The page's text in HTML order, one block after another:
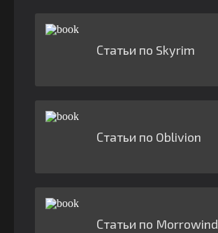
Статьи по Skyrim
Статьи по Oblivion
Статьи по Morrowind